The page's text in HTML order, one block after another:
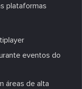
plataformas
eventos do
áreas de alta